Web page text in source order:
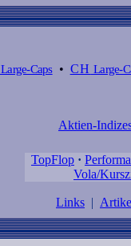
Large-Caps• CH Large-
Aktien-
TopFlop ·
Vola/
Links |